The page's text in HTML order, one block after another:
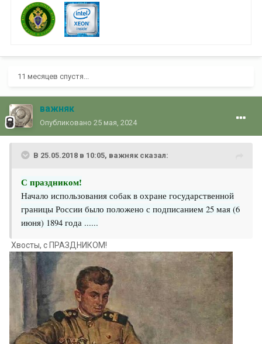
11 месяцев спустя...
важняк
Опубликовано 25 мая, 2024
В 25.05.2018 в 10:05, важняксказал:
С праздником!
Начало использования собак в охране государственной
границы России было положено с подписанием 25 мая (6
июня) 1894 года ......
Хвосты, с ПРАЗДНИКОМ!